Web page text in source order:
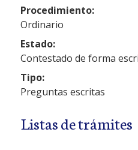
Procedimiento:
Ordinario
Estado:
Contestado de forma
Tipo:
Preguntas escritas
Listas de trámites